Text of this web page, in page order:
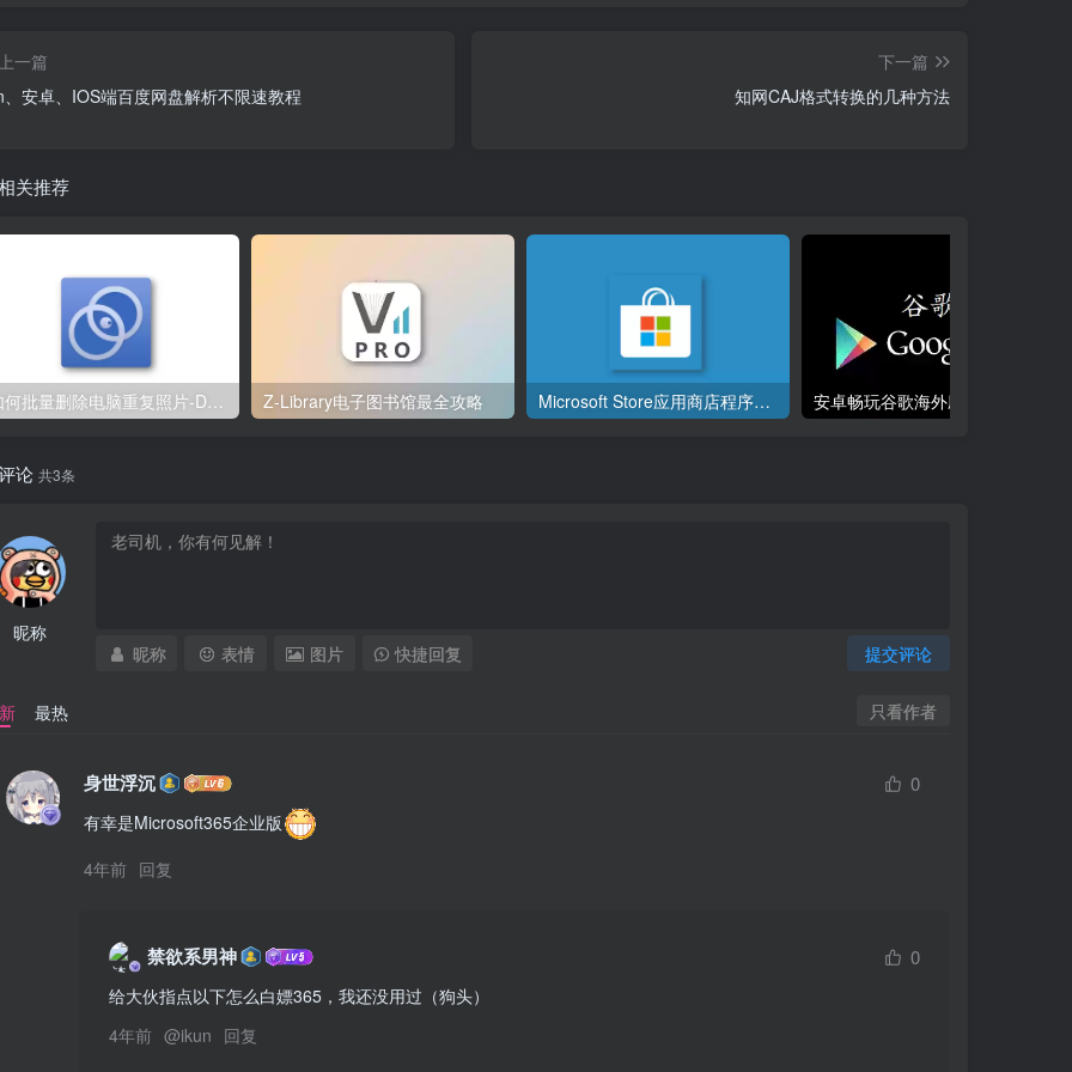
一篇
、安卓、IOS端百度网盘解析不限速教程
下一篇
知网CAJ格式转换的几种方法
关推荐
如何批量删除电脑重复照片-Duplicate Photo Finder Z-Library电子图书馆最全攻略 Microsoft Store应用商店程序离线安装包提取工具 安卓畅玩谷歌海外应用最全攻略
论 共3条
昵称
提交评论
昵称 表情 图片 快捷回复
最热 只看作者
身世浮沉 0
有幸是Microsoft365企业版
4年前 回复
禁欲系男神 0
给大伙指点以下怎么白嫖365，我还没用过（狗头）
4年前 @ikun 回复